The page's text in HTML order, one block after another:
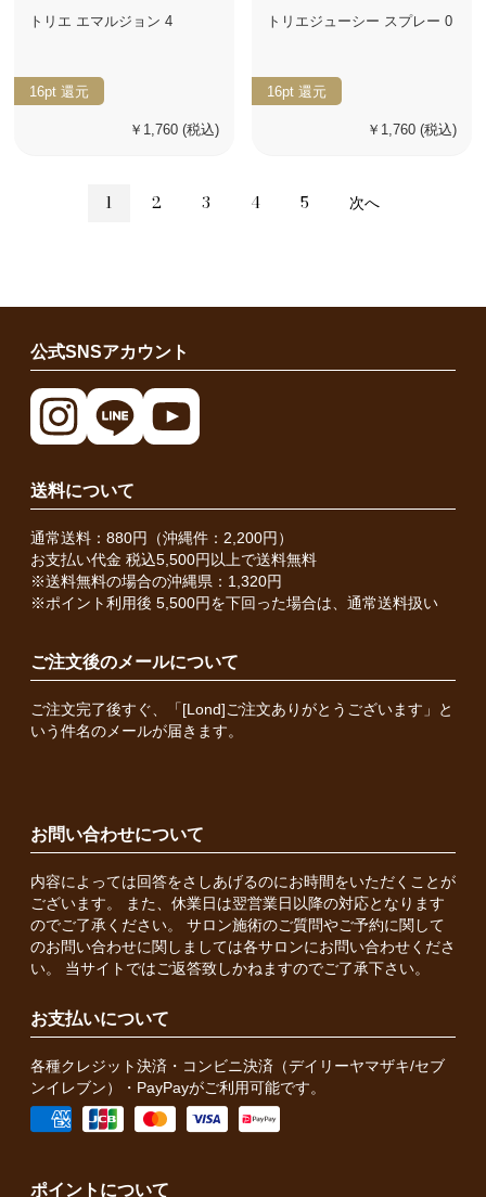
トリエ エマルジョン 4
16pt 還元
￥1,760 (税込)
トリエジューシー スプレー 0
16pt 還元
￥1,760 (税込)
1 2 3 4 5 次へ
公式SNSアカウント
送料について
通常送料：880円（沖縄件：2,200円）
お支払い代金 税込5,500円以上で送料無料
※送料無料の場合の沖縄県：1,320円
※ポイント利用後 5,500円を下回った場合は、通常送料扱い
ご注文後のメールについて
ご注文完了後すぐ、「[Lond]ご注文ありがとうございます」と
いう件名のメールが届きます。
お問い合わせについて
内容によっては回答をさしあげるのにお時間をいただくことが
ございます。 また、休業日は翌営業日以降の対応となります
のでご了承ください。 サロン施術のご質問やご予約に関して
のお問い合わせに関しましては各サロンにお問い合わせくださ
い。 当サイトではご返答致しかねますのでご了承下さい。
お支払いについて
各種クレジット決済・コンビニ決済（デイリーヤマザキ/セブ
ンイレブン）・PayPayがご利用可能です。
ポイントについて